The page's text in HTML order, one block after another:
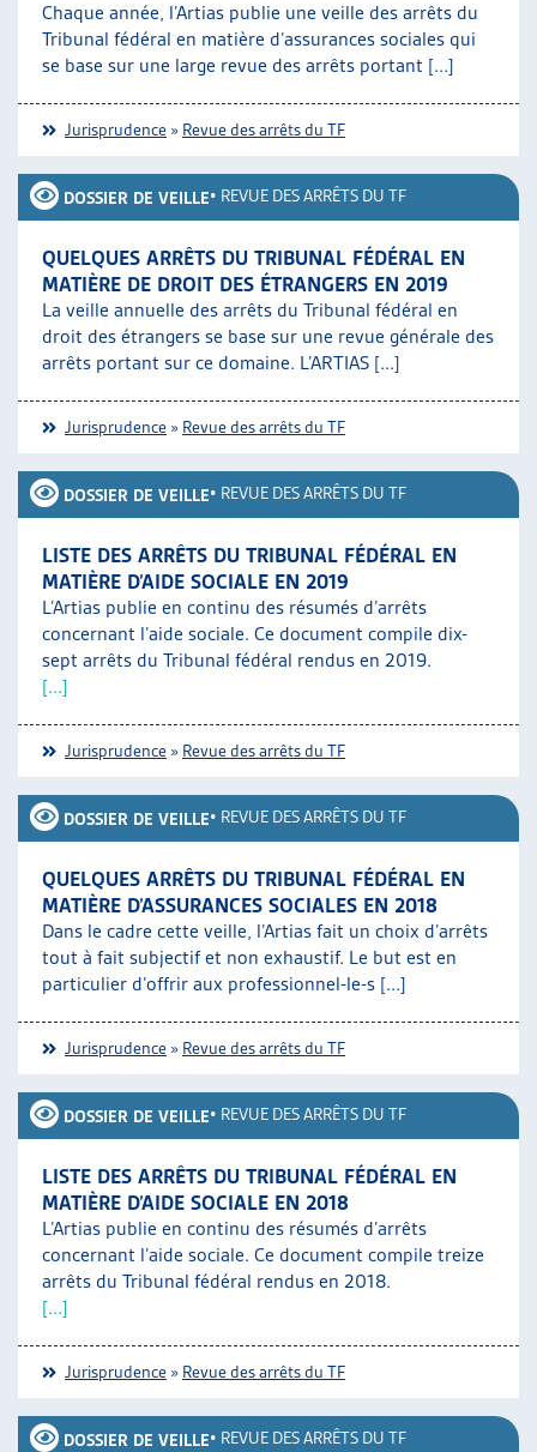
Chaque année, l’Artias publie une veille des arrêts du
Tribunal fédéral en matière d’assurances sociales qui
se base sur une large revue des arrêts portant [...]
Jurisprudence » Revue des arrêts du TF
DOSSIER DE VEILLE• REVUE DES ARRÊTS DU TF
QUELQUES ARRÊTS DU TRIBUNAL FÉDÉRAL EN
MATIÈRE DE DROIT DES ÉTRANGERS EN 2019
La veille annuelle des arrêts du Tribunal fédéral en
droit des étrangers se base sur une revue générale des
arrêts portant sur ce domaine. L’ARTIAS [...]
Jurisprudence » Revue des arrêts du TF
DOSSIER DE VEILLE• REVUE DES ARRÊTS DU TF
LISTE DES ARRÊTS DU TRIBUNAL FÉDÉRAL EN
MATIÈRE D’AIDE SOCIALE EN 2019
L’Artias publie en continu des résumés d’arrêts
concernant l’aide sociale. Ce document compile dix-
sept arrêts du Tribunal fédéral rendus en 2019.
[...]
Jurisprudence » Revue des arrêts du TF
DOSSIER DE VEILLE• REVUE DES ARRÊTS DU TF
QUELQUES ARRÊTS DU TRIBUNAL FÉDÉRAL EN
MATIÈRE D’ASSURANCES SOCIALES EN 2018
Dans le cadre cette veille, l’Artias fait un choix d’arrêts
tout à fait subjectif et non exhaustif. Le but est en
particulier d’offrir aux professionnel-le-s [...]
Jurisprudence » Revue des arrêts du TF
DOSSIER DE VEILLE• REVUE DES ARRÊTS DU TF
LISTE DES ARRÊTS DU TRIBUNAL FÉDÉRAL EN
MATIÈRE D’AIDE SOCIALE EN 2018
L’Artias publie en continu des résumés d’arrêts
concernant l’aide sociale. Ce document compile treize
arrêts du Tribunal fédéral rendus en 2018.
[...]
Jurisprudence » Revue des arrêts du TF
DOSSIER DE VEILLE• REVUE DES ARRÊTS DU TF